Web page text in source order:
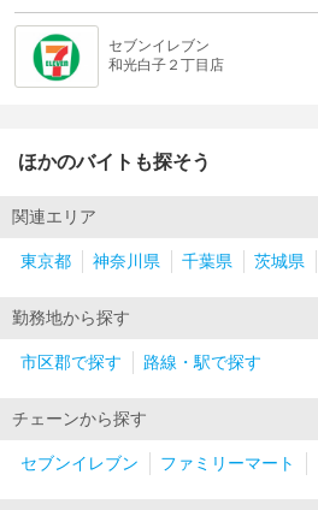
セブンイレブン
和光白子２丁目店
ほかのバイトも探そう
関連エリア
東京都 神奈川県 千葉県 茨城県
勤務地から探す
市区郡で探す 路線・駅で探す
チェーンから探す
セブンイレブン ファミリーマート